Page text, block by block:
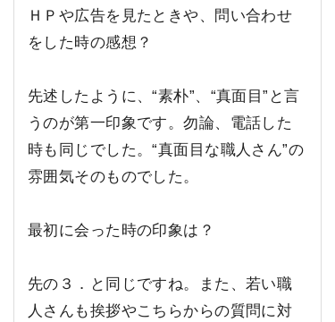
ＨＰや広告を見たときや、問い合わせ
をした時の感想？
先述したように、“素朴”、“真面目”と言
うのが第一印象です。勿論、電話した
時も同じでした。“真面目な職人さん”の
雰囲気そのものでした。
最初に会った時の印象は？
先の３．と同じですね。また、若い職
人さんも挨拶やこちらからの質問に対